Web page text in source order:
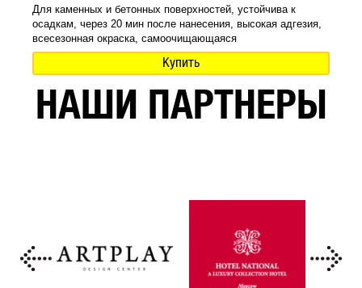
Для каменных и бетонных поверхностей, устойчива к
осадкам, через 20 мин после нанесения, высокая адгезия,
всесезонная окраска, самоочищающаяся
Купить
НАШИ ПАРТНЕРЫ